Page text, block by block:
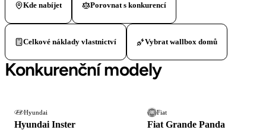
Kde nabíjet Porovnat s konkurencí
Celkové náklady vlastnictví Vybrat wallbox domů
Konkurenční modely
Hyundai
Hyundai Inster
Fiat
Fiat Grande Panda